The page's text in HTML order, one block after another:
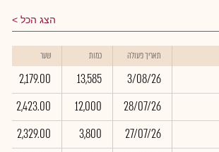
הצג הכל
תאריך פעולה כמות שער
3/08/26
13,585
2,179.00
28/07/26
12,000
2,423.00
27/07/26
3,800
2,329.00